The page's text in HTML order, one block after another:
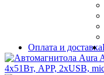
Оплата и доставка